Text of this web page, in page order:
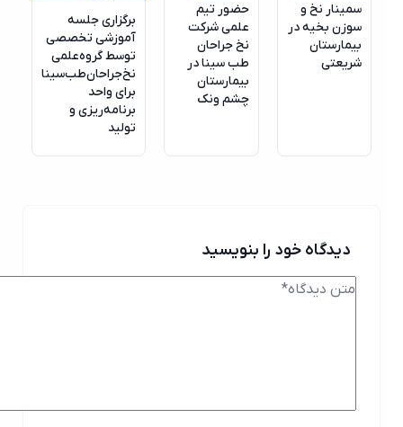
سمینار نخ و
سوزن بخیه در
بیمارستان
شریعتی
حضور تیم
علمی شرکت
نخ جراحان
طب سینا در
بیمارستان
چشم ونک
برگزاری جلسه
آموزشی تخصصی
توسط گروه‌علمی
نخ‌جراحان‌طب‌سینا
برای واحد
برنامه‌ریزی و
تولید
دیدگاه خود را بنویسید